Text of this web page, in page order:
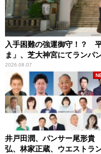
入手困難の強運御守！？
ま」、芝大神宮にてランパ
2026.08.07
井戸田潤、パンサー尾形貴
弘、林家正蔵、ウエストラ